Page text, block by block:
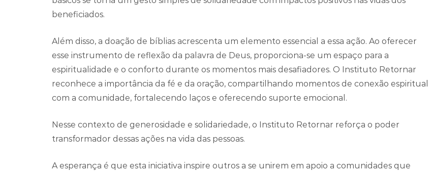
beneficiados.
Além disso, a doação de bíblias acrescenta um elemento essencial a essa ação. Ao oferecer
esse instrumento de reflexão da palavra de Deus, proporciona-se um espaço para a
espiritualidade e o conforto durante os momentos mais desafiadores. O Instituto Retornar
reconhece a importância da fé e da oração, compartilhando momentos de conexão espiritual
com a comunidade, fortalecendo laços e oferecendo suporte emocional.
Nesse contexto de generosidade e solidariedade, o Instituto Retornar reforça o poder
transformador dessas ações na vida das pessoas.
A esperança é que esta iniciativa inspire outros a se unirem em apoio a comunidades que